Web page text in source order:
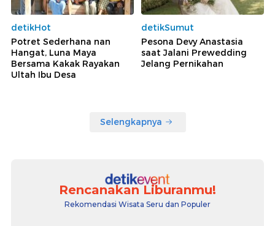
detikHot
Potret Sederhana nan
Hangat, Luna Maya
Bersama Kakak Rayakan
Ultah Ibu Desa
detikSumut
Pesona Devy Anastasia
saat Jalani Prewedding
Jelang Pernikahan
Selengkapnya
Rencanakan Liburanmu!
Rekomendasi Wisata Seru dan Populer